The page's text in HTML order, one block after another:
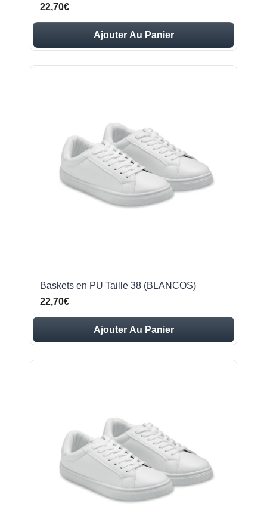
22,70€
Ajouter Au Panier
Baskets en PU Taille 38 (BLANCOS)
22,70€
Ajouter Au Panier